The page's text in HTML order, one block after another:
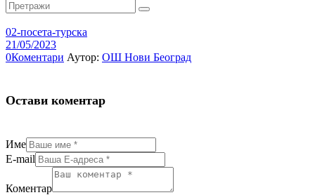
02-посета-турска
21/05/2023
0Коментари Аутор: ОШ Нови Београд
Остави коментар
Име
E-mail
Коментар